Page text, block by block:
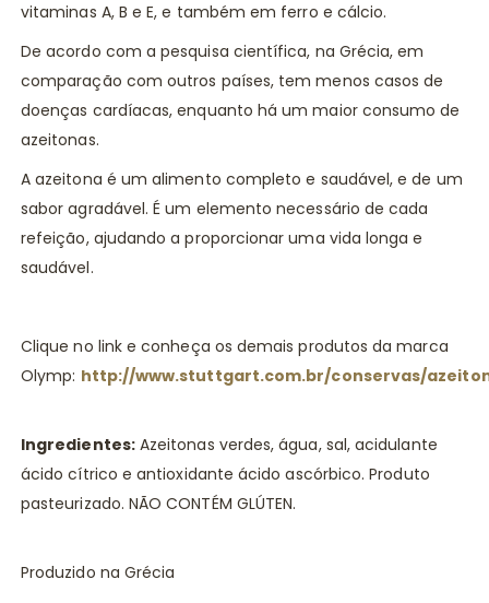
vitaminas A, B e E, e também em ferro e cálcio.
De acordo com a pesquisa científica, na Grécia, em
comparação com outros países, tem menos casos de
doenças cardíacas, enquanto há um maior consumo de
azeitonas.
A azeitona é um alimento completo e saudável, e de um
sabor agradável. É um elemento necessário de cada
refeição, ajudando a proporcionar uma vida longa e
saudável.
Clique no link e conheça os demais produtos da marca
Olymp: http://www.stuttgart.com.br/conservas/
Ingredientes:Azeitonas verdes, água, sal, acidulante
ácido cítrico e antioxidante ácido ascórbico. Produto
pasteurizado. NÃO CONTÉM GLÚTEN.
Produzido na Grécia